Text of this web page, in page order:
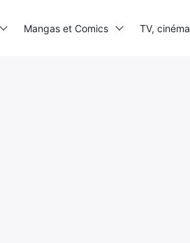
Mangas et Comics TV, cinéma